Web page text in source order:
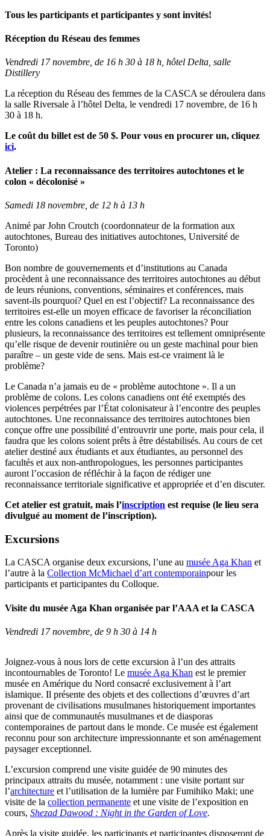
Tous les participants et participantes y sont invités!
Réception du Réseau des femmes
Vendredi 17 novembre, de 16 h 30 à 18 h, hôtel Delta, salle
Distillery
La réception du Réseau des femmes de la CASCA se déroulera dans
la salle Riversale à l’hôtel Delta, le vendredi 17 novembre, de 16 h
30 à 18 h.
Le coût du billet est de 50 $. Pour vous en procurer un, cliquez
ici.
Atelier : La reconnaissance des territoires autochtones et le
colon « décolonisé »
Samedi 18 novembre, de 12 h à 13 h
Animé par John Croutch (coordonnateur de la formation aux
autochtones, Bureau des initiatives autochtones, Université de
Toronto)
Bon nombre de gouvernements et d’institutions au Canada
procèdent à une reconnaissance des territoires autochtones au début
de leurs réunions, conventions, séminaires et conférences, mais
savent-ils pourquoi? Quel en est l’objectif? La reconnaissance des
territoires est-elle un moyen efficace de favoriser la réconciliation
entre les colons canadiens et les peuples autochtones? Pour
plusieurs, la reconnaissance des territoires est tellement omniprésente
qu’elle risque de devenir routinière ou un geste machinal pour bien
paraître – un geste vide de sens. Mais est-ce vraiment là le
problème?
Le Canada n’a jamais eu de « problème autochtone ». Il a un
problème de colons. Les colons canadiens ont été exemptés des
violences perpétrées par l’État colonisateur à l’encontre des peuples
autochtones. Une reconnaissance des territoires autochtones bien
conçue offre une possibilité d’entrouvrir une porte, mais pour cela, il
faudra que les colons soient prêts à être déstabilisés. Au cours de cet
atelier destiné aux étudiants et aux étudiantes, au personnel des
facultés et aux non-anthropologues, les personnes participantes
auront l’occasion de réfléchir à la façon de rédiger une
reconnaissance territoriale significative et appropriée et d’en discuter.
Cet atelier est gratuit, mais l’inscription est requise (le lieu sera
divulgué au moment de l’inscription).
Excursions
La CASCA organise deux excursions, l’une au musée Aga Khan et
l’autre à la Collection McMichael d’art contemporainpour les
participants et participantes du Colloque.
Visite du musée Aga Khan organisée par l’AAA et la CASCA
Vendredi 17 novembre, de 9 h 30 à 14 h
Joignez-vous à nous lors de cette excursion à l’un des attraits
incontournables de Toronto! Le musée Aga Khan est le premier
musée en Amérique du Nord consacré exclusivement à l’art
islamique. Il présente des objets et des collections d’œuvres d’art
provenant de civilisations musulmanes historiquement importantes
ainsi que de communautés musulmanes et de diasporas
contemporaines de partout dans le monde. Ce musée est également
reconnu pour son architecture impressionnante et son aménagement
paysager exceptionnel.
L’excursion comprend une visite guidée de 90 minutes des
principaux attraits du musée, notamment : une visite portant sur
l’architecture et l’utilisation de la lumière par Fumihiko Maki; une
visite de la collection permanente et une visite de l’exposition en
cours, Shezad Dawood : Night in the Garden of Love.
Après la visite guidée, les participants et participantes disposeront de